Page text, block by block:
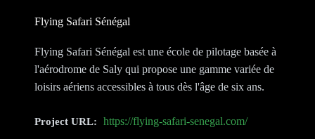
Flying Safari Sénégal
Flying Safari Sénégal est une école de pilotage basée à
l'aérodrome de Saly qui propose une gamme variée de
loisirs aériens accessibles à tous dès l'âge de six ans.
Project URL: https://flying-safari-senegal.com/